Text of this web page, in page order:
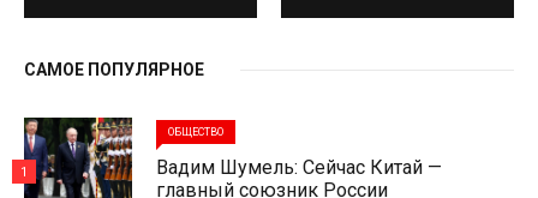
САМОЕ ПОПУЛЯРНОЕ
ОБЩЕСТВО
Вадим Шумель: Сейчас Китай —
главный союзник России
1